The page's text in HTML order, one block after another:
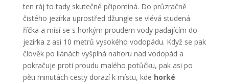
ten ráj to tady skutečně připomíná. Do průzračně
čistého jezírka uprostřed džungle se vlévá studená
říčka a mísí se s horkým proudem vody padajícím do
jezírka z asi 10 metrů vysokého vodopádu. Když se pak
člověk po liánách vyšplhá nahoru nad vodopád a
pokračuje proti proudu malého potůčku, pak asi po
pěti minutách cesty dorazí k místu, kde horké